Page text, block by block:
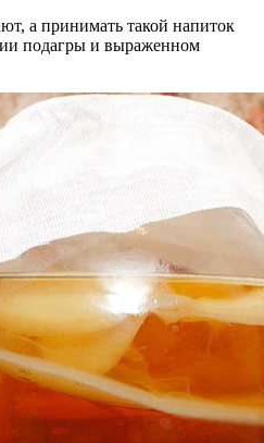
а принимать такой напиток
подагры и выраженном